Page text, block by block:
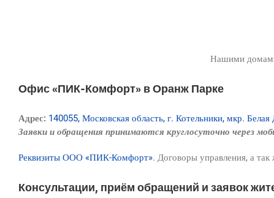
Нашими
Офис «ПИК-Комфорт» в Оранж Парке
Адрес: 140055, Московская область, г. Котельники, мкр.
Заявки и обращения принимаются круглосуточно через
Реквизиты ООО «ПИК-Комфорт». Договоры управления, а так
Консультации, приём обращений и заявок